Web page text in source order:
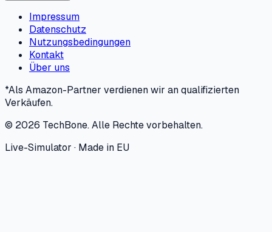
Impressum
Datenschutz
Nutzungsbedingungen
Kontakt
Über uns
*Als Amazon-Partner verdienen wir an qualifizierten
Verkäufen.
© 2026 TechBone.Alle Rechte vorbehalten.
Live-Simulator · Made in EU